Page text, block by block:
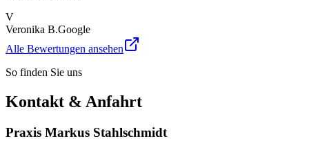
V
Veronika B.Google
Alle Bewertungen ansehen
So finden Sie uns
Kontakt & Anfahrt
Praxis Markus Stahlschmidt